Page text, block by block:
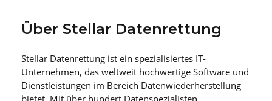
Über Stellar Datenrettung
Stellar Datenrettung ist ein spezialisiertes IT-
Unternehmen, das weltweit hochwertige Software und
Dienstleistungen im Bereich Datenwiederherstellung